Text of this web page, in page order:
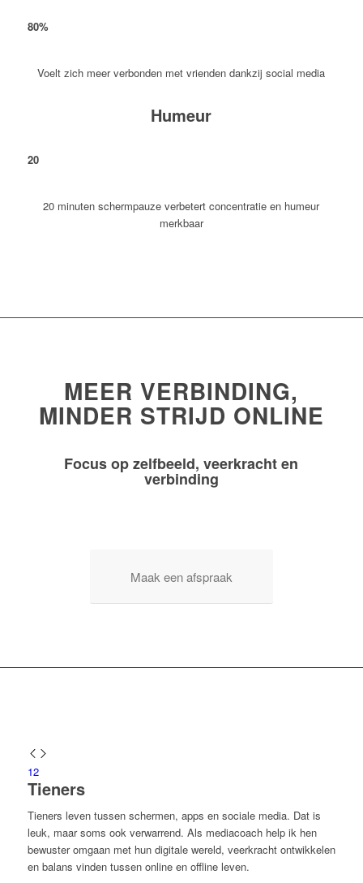
80%
Voelt zich meer verbonden met vrienden dankzij social media
Humeur
20
20 minuten schermpauze verbetert concentratie en humeur
merkbaar
MEER VERBINDING,
MINDER STRIJD ONLINE
Focus op zelfbeeld, veerkracht en
verbinding
Maak een afspraak
12
Tieners
Tieners leven tussen schermen, apps en sociale media. Dat is
leuk, maar soms ook verwarrend. Als mediacoach help ik hen
bewuster omgaan met hun digitale wereld, veerkracht ontwikkelen
en balans vinden tussen online en offline leven.